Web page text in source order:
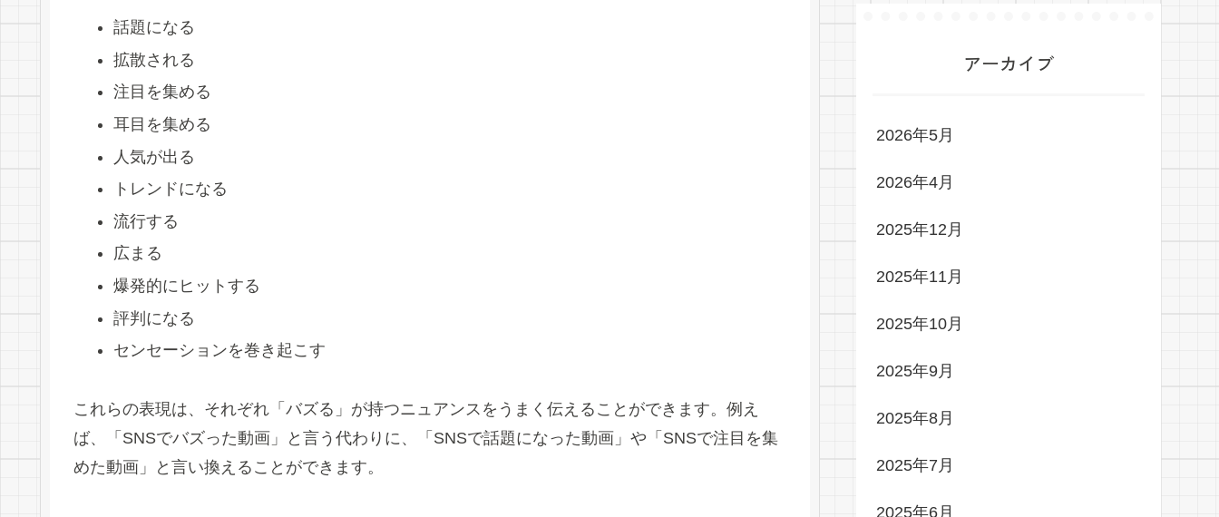
話題になる
拡散される
注目を集める
耳目を集める
人気が出る
トレンドになる
流行する
広まる
爆発的にヒットする
評判になる
センセーションを巻き起こす
これらの表現は、それぞれ「バズる」が持つニュアンスをうまく伝えることができます。例え
ば、「SNSでバズった動画」と言う代わりに、「SNSで話題になった動画」や「SNSで注目を集
めた動画」と言い換えることができます。
アーカイブ
2026年5月
2026年4月
2025年12月
2025年11月
2025年10月
2025年9月
2025年8月
2025年7月
2025年6月